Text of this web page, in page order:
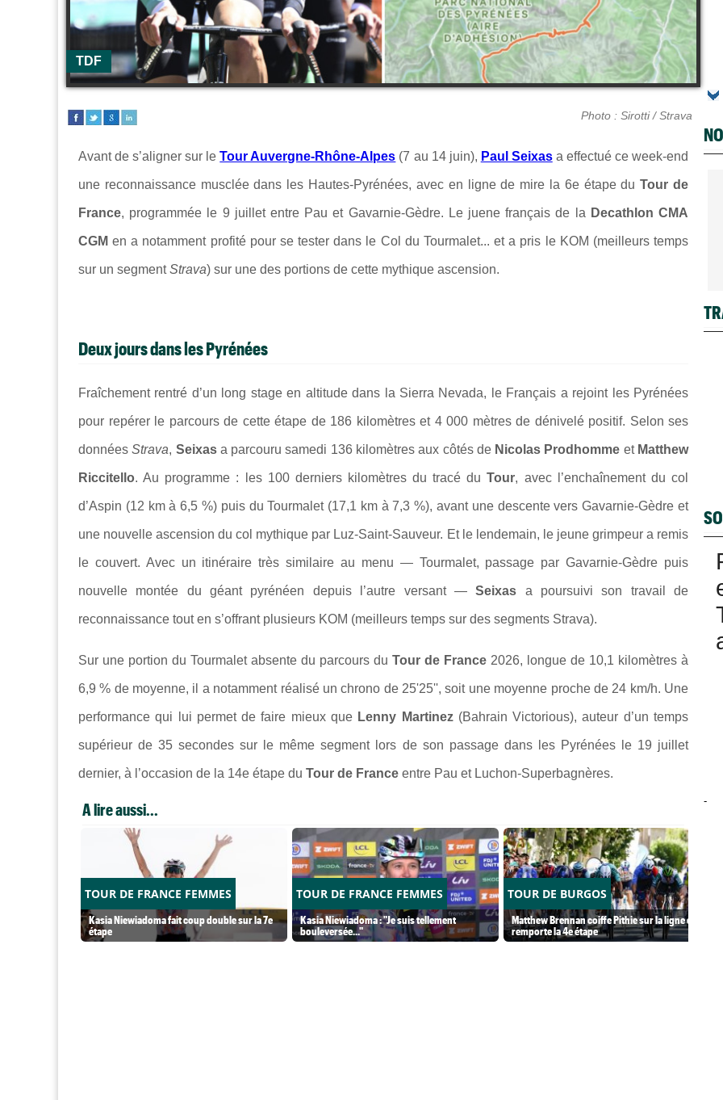
TDF
Photo : Sirotti / Strava
Avant de s’aligner sur leTour Auvergne-Rhône-Alpes (7 au 14 juin), Paul Seixasa effectué ce week-end
une reconnaissance musclée dans les Hautes-Pyrénées, avec en ligne de mire la 6e étape duTour de
France, programmée le 9 juillet entre Pau et Gavarnie-Gèdre. Le juene français de la Decathlon CMA
CGMen a notamment profité pour se tester dans le Col du Tourmalet... et a pris le KOM (meilleurs temps
sur un segmentStrava) sur une des portions de cette mythique ascension.
Deux jours dans les Pyrénées
Fraîchement rentré d’un long stage en altitude dans la Sierra Nevada, le Français a rejoint les Pyrénées
pour repérer le parcours de cette étape de 186 kilomètres et 4 000 mètres de dénivelé positif. Selon ses
donnéesStrava, Seixas a parcouru samedi 136 kilomètres aux côtés deNicolas Prodhomme et Matthew
Riccitello. Au programme : les 100 derniers kilomètres du tracé duTour, avec l’enchaînement du col
d’Aspin (12 km à 6,5 %) puis du Tourmalet (17,1 km à 7,3 %), avant une descente vers Gavarnie-Gèdre et
une nouvelle ascension du col mythique par Luz-Saint-Sauveur. Et le lendemain, le jeune grimpeur a remis
le couvert. Avec un itinéraire très similaire au menu — Tourmalet, passage par Gavarnie-Gèdre puis
nouvelle montée du géant pyrénéen depuis l’autre versant —Seixas a poursuivi son travail de
reconnaissance tout en s’offrant plusieurs KOM (meilleurs temps sur des segments Strava).
Sur une portion du Tourmalet absente du parcours du Tour de France 2026, longue de 10,1 kilomètres à
6,9 % de moyenne, il a notamment réalisé un chrono de 25'25'', soit une moyenne proche de 24 km/h. Une
performance qui lui permet de faire mieux que Lenny Martinez(Bahrain Victorious), auteur d’un temps
supérieur de 35 secondes sur le même segment lors de son passage dans les Pyrénées le 19 juillet
dernier, à l’occasion de la 14e étape du Tour de France entre Pau et Luchon-Superbagnères.
A lire aussi...
TOUR DE FRANCE FEMMES
Kasia Niewiadoma fait coup double sur la 7e
étape
TOUR DE FRANCE FEMMES
Kasia Niewiadoma : "Je suis tellement
bouleversée..."
TOUR DE BURGOS
Matthew Brennan coiffe Pithie sur la ligne et
remporte la 4e étape
-